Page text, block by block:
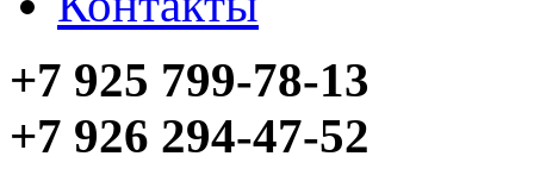
+7 925 799-78-13
+7 926 294-47-52